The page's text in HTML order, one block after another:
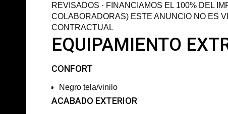
REVISADOS · FINANCIAMOS EL 100% DEL
COLABORADORAS) ESTE ANUNCIO NO ES
CONTRACTUAL
EQUIPAMIENTO
CONFORT
Negro tela/vinilo
ACABADO EXTERIOR